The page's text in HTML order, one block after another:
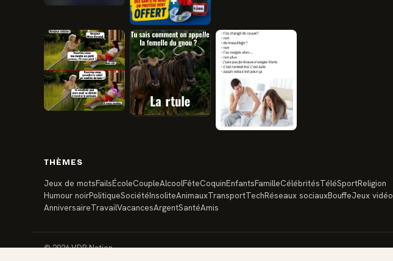
THÈMES
Jeux de motsFailsÉcoleCoupleAlcoolFêteCoquinEnfantsFamilleCélébritésTéléSportReligion
Humour noirPolitiqueSociétéInsoliteAnimauxTransportTechRéseaux sociauxBouffeJeux vidéo
AnniversaireTravailVacancesArgentSantéAmis
© 2026 VDR Nation